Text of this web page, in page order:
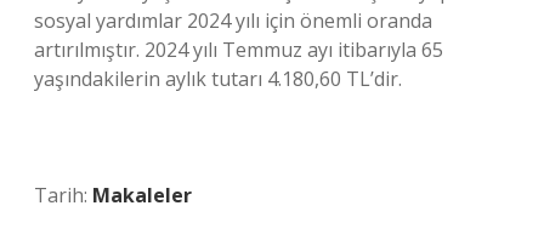
sosyal yardımlar 2024 yılı için önemli oranda
artırılmıştır. 2024 yılı Temmuz ayı itibarıyla 65
yaşındakilerin aylık tutarı 4.180,60 TL’dir.
Tarih: Makaleler